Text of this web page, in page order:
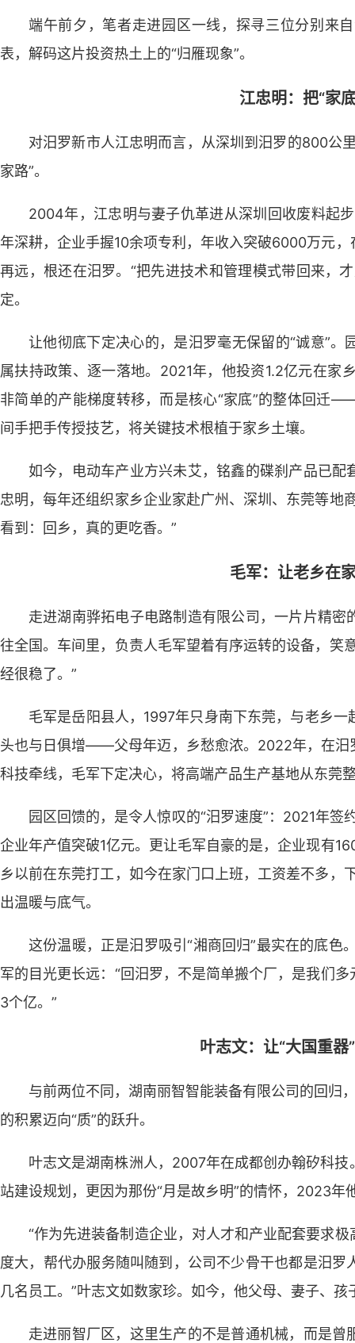
端午前夕，笔者走进园区一线，探寻三位分别来
表，解码这片投资热土上的“归雁现象”。
江忠明：把“家
对汨罗新市人江忠明而言，从深圳到汨罗的800公
家路”。
2004年，江忠明与妻子仇革进从深圳回收废料起
年深耕，企业手握10余项专利，年收入突破6000万元
再远，根还在汨罗。“把先进技术和管理模式带回来，
定。
让他彻底下定决心的，是汨罗毫无保留的“诚意”
属扶持政策、逐一落地。2021年，他投资1.2亿元在家
非简单的产能梯度转移，而是核心“家底”的整体回迁
间手把手传授技艺，将关键技术根植于家乡土壤。
如今，电动车产业方兴未艾，铭鑫的碟刹产品已
忠明，每年还组织家乡企业家赴广州、深圳、东莞等地
看到：回乡，真的更吃香。”
毛军：让老乡在
走进湖南骅拓电子电路制造有限公司，一片片精
往全国。车间里，负责人毛军望着有序运转的设备，笑
经很稳了。”
毛军是岳阳县人，1997年只身南下东莞，与老乡
头也与日俱增——父母年迈，乡愁愈浓。2022年，在汨
科技牵线，毛军下定决心，将高端产品生产基地从东莞
园区回馈的，是令人惊叹的“汨罗速度”：2021年
企业年产值突破1亿元。更让毛军自豪的是，企业现有
乡以前在东莞打工，如今在家门口上班，工资差不多，
出温暖与底气。
这份温暖，正是汨罗吸引“湘商回归”最实在的底色
军的目光更长远：“回汨罗，不是简单搬个厂，是我们
3个亿。”
叶志文：让“大国重器
与前两位不同，湖南丽智智能装备有限公司的回归
的积累迈向“质”的跃升。
叶志文是湖南株洲人，2007年在成都创办翰矽科
站建设规划，更因为那份“月是故乡明”的情怀，2023
“作为先进装备制造企业，对人才和产业配套要求
度大，帮代办服务随叫随到，公司不少骨干也都是汨罗
几名员工。”叶志文如数家珍。如今，他父母、妻子、
走进丽智厂区，这里生产的不是普通机械，而是